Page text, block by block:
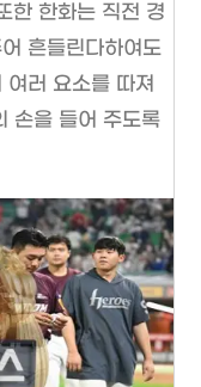
한 한화는 직전 경
흔들린다하여도
러 요소를 따져
손을 들어 주도록